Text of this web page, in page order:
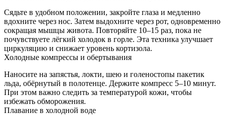
Сядьте в удобном положении, закройте глаза и медленно
вдохните через нос. Затем выдохните через рот, одновременно
сокращая мышцы живота. Повторяйте 10–15 раз, пока не
почувствуете лёгкий холодок в горле. Эта техника улучшает
циркуляцию и снижает уровень кортизола.
Холодные компрессы и обертывания
Наносите на запястья, локти, шею и голеностопы пакетик
льда, обёрнутый в полотенце. Держите компресс 5–10 минут.
При этом важно следить за температурой кожи, чтобы
избежать обморожения.
Плавание в холодной воде